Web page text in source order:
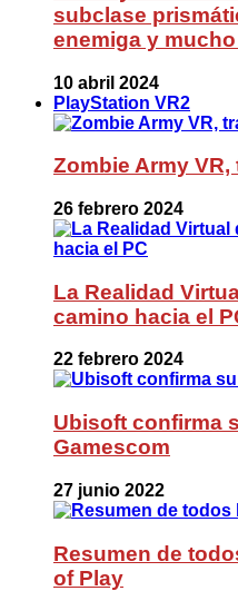
subclase
enemiga y
10 abril 2024
PlayStation VR2
Zombie Army
26 febrero 2024
La Realidad
camino hacia el
22 febrero 2024
Ubisoft confirma
Gamescom
27 junio 2022
Resumen de
of Play